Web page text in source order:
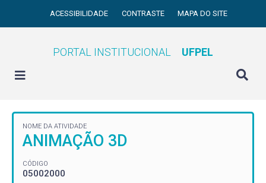
ACESSIBILIDADE CONTRASTE MAPA DO SITE
PORTAL INSTITUCIONAL UFPEL
NOME DA ATIVIDADE
ANIMAÇÃO 3D
CÓDIGO
05002000